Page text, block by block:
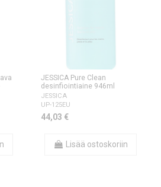
JESSICA Pure Clean
desinfiointiaine 946ml
JESSICA
UP-125EU
44,03 €
Lisää ostoskoriin